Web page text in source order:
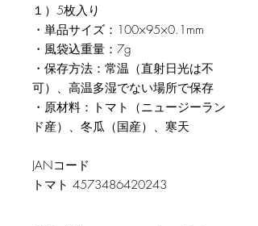
１）5枚入り
・単品サイズ：100×95×0.1mm
・風袋込重量：7g
・保存方法：常温（直射日光は不
可）、高温多湿でない場所で保存
・原材料：トマト（ニュージーラン
ド産）、冬瓜（国産）、寒天
JANコード
トマト 4573486420243